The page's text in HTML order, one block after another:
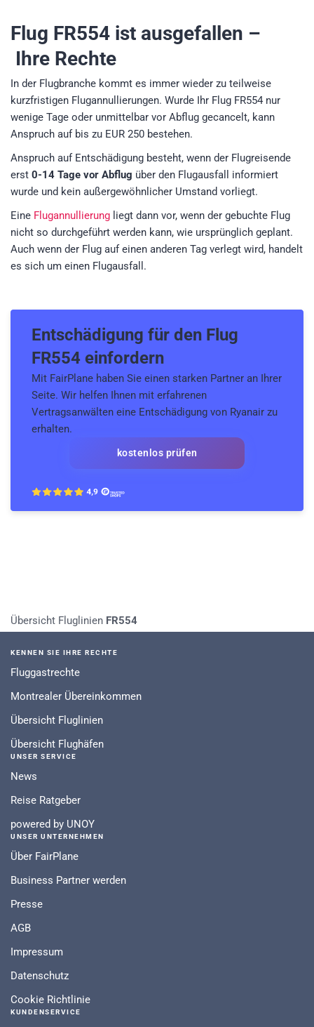
Flug FR554 ist ausgefallen –
Ihre Rechte
In der Flugbranche kommt es immer wieder zu teilweise
kurzfristigen Flugannullierungen. Wurde Ihr Flug FR554 nur
wenige Tage oder unmittelbar vor Abflug gecancelt, kann
Anspruch auf bis zu EUR 250 bestehen.
Anspruch auf Entschädigung besteht, wenn der Flugreisende
erst 0-14 Tage vor Abflug über den Flugausfall informiert
wurde und kein außergewöhnlicher Umstand vorliegt.
Eine Flugannullierung liegt dann vor, wenn der gebuchte Flug
nicht so durchgeführt werden kann, wie ursprünglich geplant.
Auch wenn der Flug auf einen anderen Tag verlegt wird, handelt
es sich um einen Flugausfall.
Entschädigung für den Flug
FR554 einfordern
Mit FairPlane haben Sie einen starken Partner an Ihrer
Seite. Wir helfen Ihnen mit erfahrenen
Vertragsanwälten eine Entschädigung von Ryanair zu
erhalten.
kostenlos prüfen
Übersicht Fluglinien FR554
KENNEN SIE IHRE RECHTE
Fluggastrechte
Montrealer Übereinkommen
Übersicht Fluglinien
Übersicht Flughäfen
UNSER SERVICE
News
Reise Ratgeber
powered by UNOY
UNSER UNTERNEHMEN
Über FairPlane
Business Partner werden
Presse
AGB
Impressum
Datenschutz
Cookie Richtlinie
KUNDENSERVICE